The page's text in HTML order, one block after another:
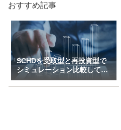
おすすめ記事
SCHDを受取型と再投資型で
シミュレーション比較してみ
た（一括＆特定口座で3万～
10万積立）